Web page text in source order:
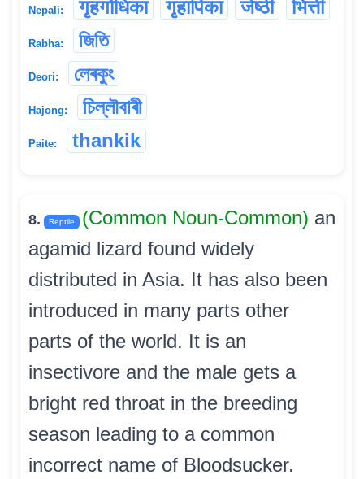
Nepali: गृहगोधिका गृहापिका जेष्ठी भित्ती
Rabha: জিতি
Deori: লেৰকুং
Hajong: চিল্লৗবাৰী
Paite: thankik
8. Reptile (Common Noun-Common) an
agamid lizard found widely
distributed in Asia. It has also been
introduced in many parts other
parts of the world. It is an
insectivore and the male gets a
bright red throat in the breeding
season leading to a common
incorrect name of Bloodsucker.